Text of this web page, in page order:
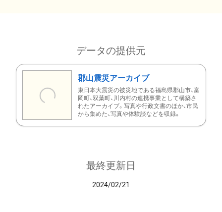
データの提供元
郡山震災アーカイブ
東日本大震災の被災地である福島県郡山市、富
岡町、双葉町、川内村の連携事業として構築さ
れたアーカイブ。写真や行政文書のほか、市民
から集めた、写真や体験談などを収録。
最終更新日
2024/02/21